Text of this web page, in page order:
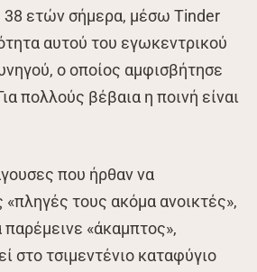
38 ετών σήμερα, μέσω Tinder
αυτού του εγωκεντρικού
ο οποίος αμφισβήτησε
πολλούς βέβαια η ποινή είναι
που ήρθαν να
«πληγές τους ακόμα ανοικτές»,
«άκαμπτος»,
στο τσιμεντένιο καταφύγιο